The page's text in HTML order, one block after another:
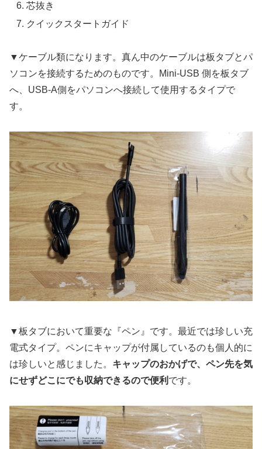
芯抜き
クイックスタートガイド
▼ケーブル類になります。真ん中のケーブルは板タブとパ
ソコンを接続するためのものです。Mini-USB 側を板タブ
へ、USB-A側をパソコンへ接続して使用するタイプで
す。
▼板タブにおいて重要な『ペン』です。最近では珍しい充
電式タイプ。ペンにキャップが付属しているのも個人的に
は珍しいと感じました。 キャップのおかげで、ペン先を気
にせずどこにでも収納できるので便利 です。